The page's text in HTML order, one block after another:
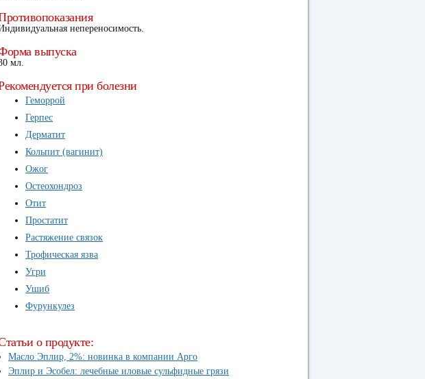
непереносимость.
выпуска
мл.
при болезни
Геморрой
Герпес
Дерматит
Кольпит (вагинит)
Ожог
Остеохондроз
Отит
Простатит
Растяжение связок
Трофическая язва
Угри
Ушиб
Фурункулез
о продукте:
Масло Эплир, 2%: новинка в компании Арго
Эплир и Эсобел: лечебные иловые сульфидные грязи